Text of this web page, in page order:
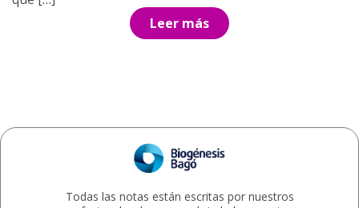
Leer más
Todas las notas están escritas por nuestros